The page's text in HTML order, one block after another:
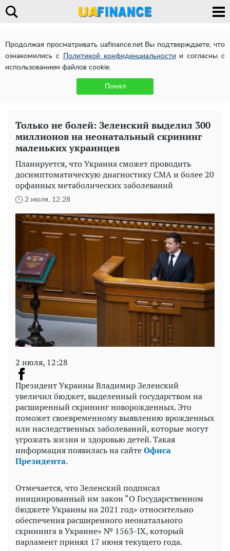
Продолжая просматривать uafinance.net Вы подтверждаете, что
ознакомились с
Политикой конфиденциальности и согласны с
использованием файлов cookie.
Понял
Только не болей: Зеленский выделил 300
миллионов на неонатальный скрининг
маленьких украинцев
Планируется, что Украина сможет проводить
досимптоматическую диагностику СМА и более 20
орфанных метаболических заболеваний
2 июля, 12:28
2 июля, 12:28
Президент Украины Владимир Зеленский
увеличил бюджет, выделенный государством на
расширенный скрининг новорожденных. Это
поможет своевременному выявлению врожденных
или наследственных заболеваний, которые могут
угрожать жизни и здоровью детей. Такая
информация появилась на сайтеОфиса
Президента.
Отмечается, что Зеленский подписал
инициированный им закон “О Государственном
бюджете Украины на 2021 год» относительно
обеспечения расширенного неонатального
скрининга в Украине» № 1563-IX, который
парламент принял 17 июня текущего года.